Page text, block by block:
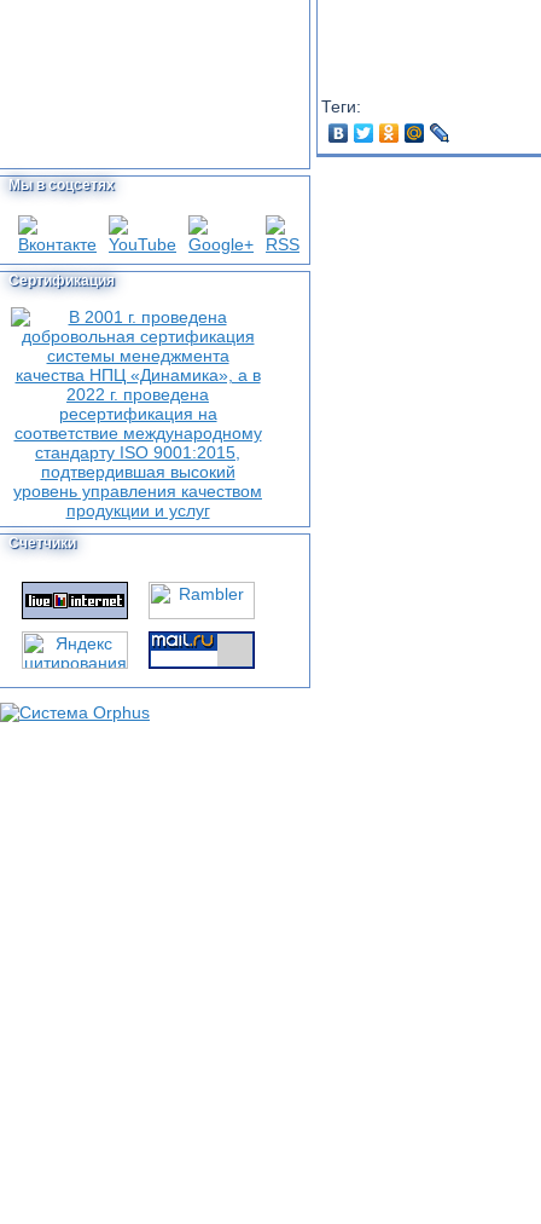
Мы в соцсетях
Сертификация
Счетчики
Теги: